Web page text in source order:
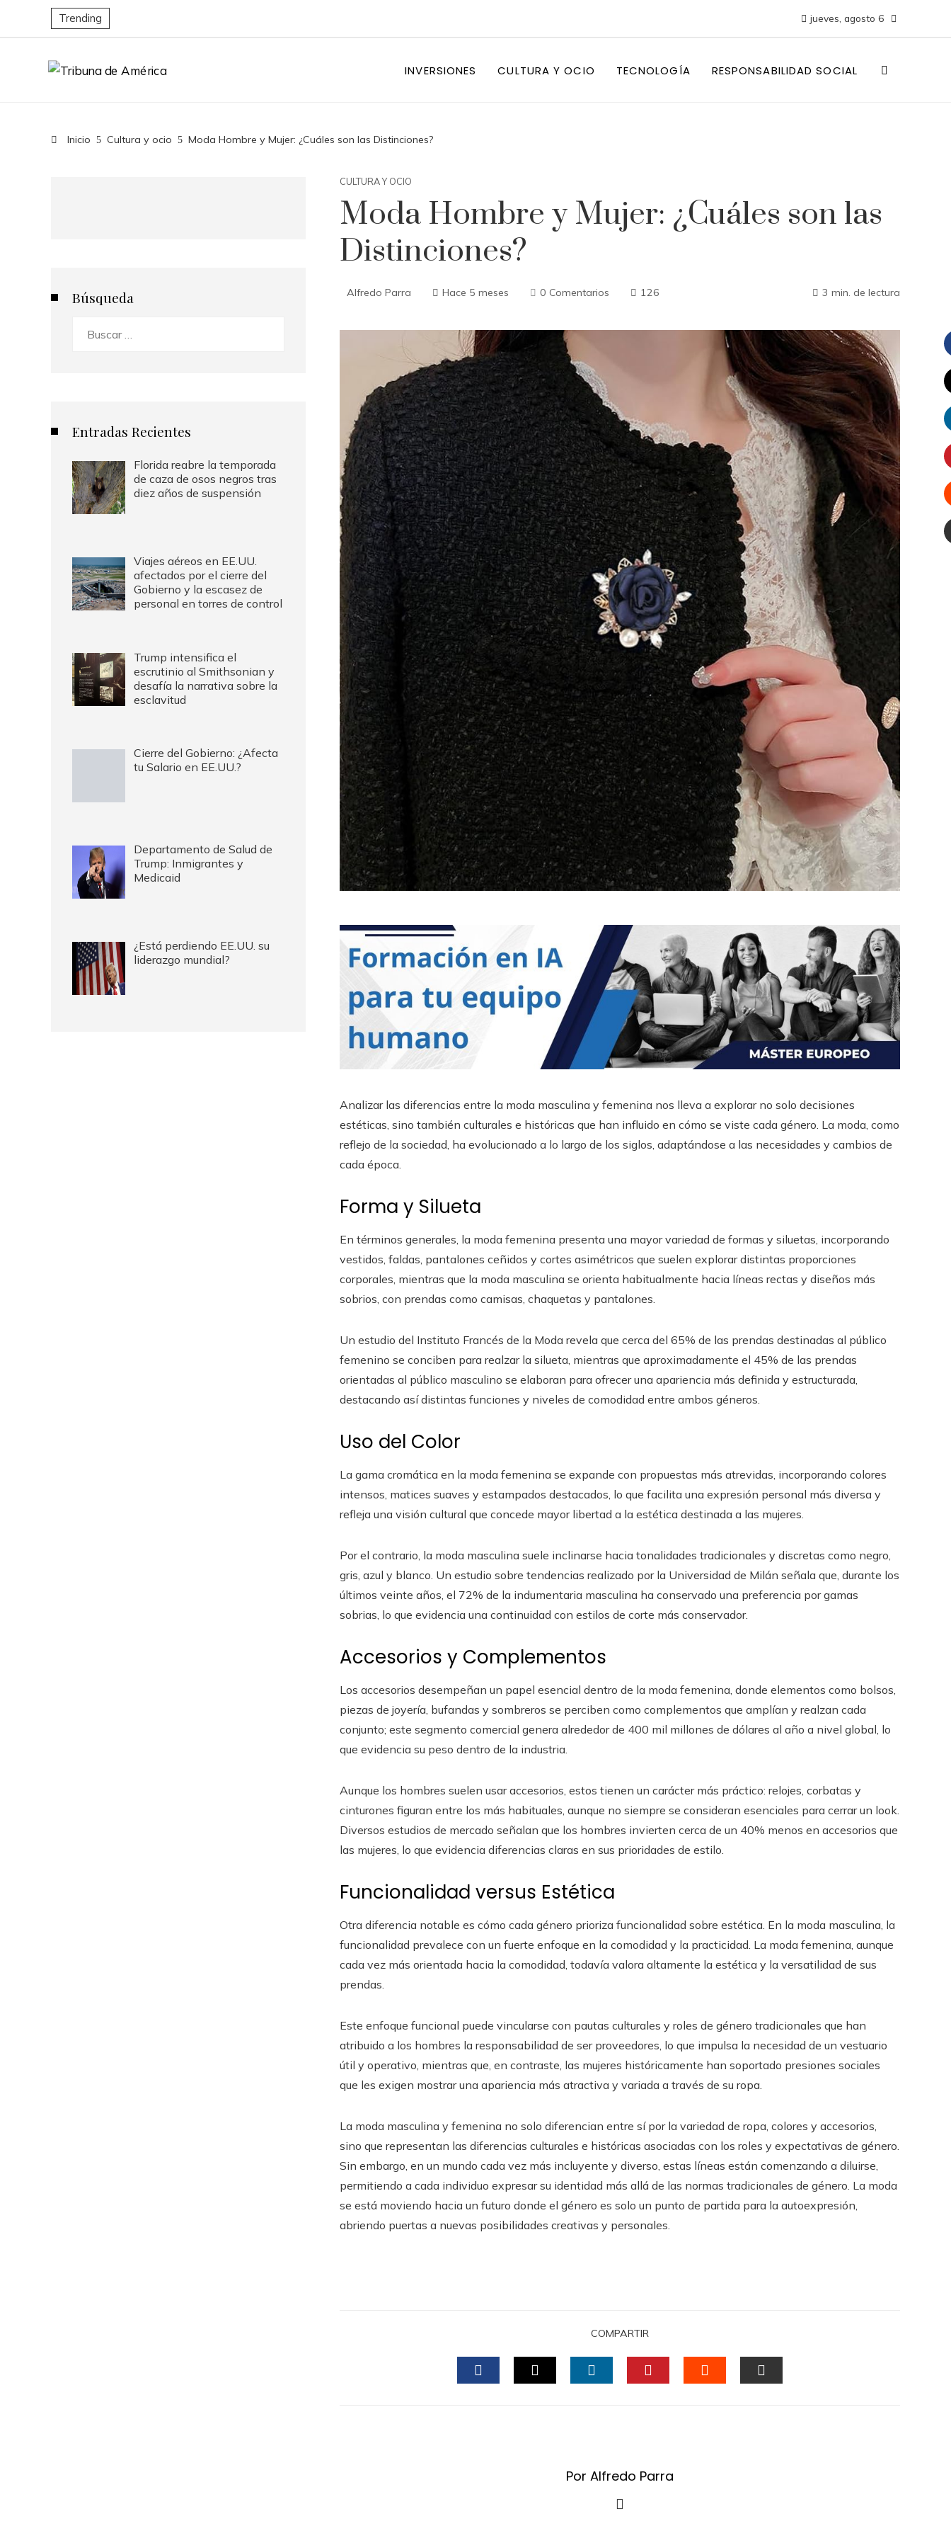
Trending jueves, agosto 6
INVERSIONES CULTURA Y OCIO TECNOLOGÍA RESPONSABILIDAD SOCIAL
Inicio Cultura y ocio Moda Hombre y Mujer: ¿Cuáles son las Distinciones?
CULTURA Y OCIO
Moda Hombre y Mujer: ¿Cuáles son las
Distinciones?
Alfredo Parra Hace 5 meses 0 Comentarios 126 3 min. de lectura
Analizar las diferencias entre la moda masculina y femenina nos lleva a explorar no solo decisiones
estéticas, sino también culturales e históricas que han influido en cómo se viste cada género. La moda, como
reflejo de la sociedad, ha evolucionado a lo largo de los siglos, adaptándose a las necesidades y cambios de
cada época.
Forma y Silueta
En términos generales, la moda femenina presenta una mayor variedad de formas y siluetas, incorporando
vestidos, faldas, pantalones ceñidos y cortes asimétricos que suelen explorar distintas proporciones
corporales, mientras que la moda masculina se orienta habitualmente hacia líneas rectas y diseños más
sobrios, con prendas como camisas, chaquetas y pantalones.
Un estudio del Instituto Francés de la Moda revela que cerca del 65% de las prendas destinadas al público
femenino se conciben para realzar la silueta, mientras que aproximadamente el 45% de las prendas
orientadas al público masculino se elaboran para ofrecer una apariencia más definida y estructurada,
destacando así distintas funciones y niveles de comodidad entre ambos géneros.
Uso del Color
La gama cromática en la moda femenina se expande con propuestas más atrevidas, incorporando colores
intensos, matices suaves y estampados destacados, lo que facilita una expresión personal más diversa y
refleja una visión cultural que concede mayor libertad a la estética destinada a las mujeres.
Por el contrario, la moda masculina suele inclinarse hacia tonalidades tradicionales y discretas como negro,
gris, azul y blanco. Un estudio sobre tendencias realizado por la Universidad de Milán señala que, durante los
últimos veinte años, el 72% de la indumentaria masculina ha conservado una preferencia por gamas
sobrias, lo que evidencia una continuidad con estilos de corte más conservador.
Accesorios y Complementos
Los accesorios desempeñan un papel esencial dentro de la moda femenina, donde elementos como bolsos,
piezas de joyería, bufandas y sombreros se perciben como complementos que amplían y realzan cada
conjunto; este segmento comercial genera alrededor de 400 mil millones de dólares al año a nivel global, lo
que evidencia su peso dentro de la industria.
Aunque los hombres suelen usar accesorios, estos tienen un carácter más práctico: relojes, corbatas y
cinturones figuran entre los más habituales, aunque no siempre se consideran esenciales para cerrar un look.
Diversos estudios de mercado señalan que los hombres invierten cerca de un 40% menos en accesorios que
las mujeres, lo que evidencia diferencias claras en sus prioridades de estilo.
Funcionalidad versus Estética
Otra diferencia notable es cómo cada género prioriza funcionalidad sobre estética. En la moda masculina, la
funcionalidad prevalece con un fuerte enfoque en la comodidad y la practicidad. La moda femenina, aunque
cada vez más orientada hacia la comodidad, todavía valora altamente la estética y la versatilidad de sus
prendas.
Este enfoque funcional puede vincularse con pautas culturales y roles de género tradicionales que han
atribuido a los hombres la responsabilidad de ser proveedores, lo que impulsa la necesidad de un vestuario
útil y operativo, mientras que, en contraste, las mujeres históricamente han soportado presiones sociales
que les exigen mostrar una apariencia más atractiva y variada a través de su ropa.
La moda masculina y femenina no solo diferencian entre sí por la variedad de ropa, colores y accesorios,
sino que representan las diferencias culturales e históricas asociadas con los roles y expectativas de género.
Sin embargo, en un mundo cada vez más incluyente y diverso, estas líneas están comenzando a diluirse,
permitiendo a cada individuo expresar su identidad más allá de las normas tradicionales de género. La moda
se está moviendo hacia un futuro donde el género es solo un punto de partida para la autoexpresión,
abriendo puertas a nuevas posibilidades creativas y personales.
COMPARTIR
Por Alfredo Parra
Búsqueda
Entradas Recientes
Florida reabre la temporada
de caza de osos negros tras
diez años de suspensión
Viajes aéreos en EE.UU.
afectados por el cierre del
Gobierno y la escasez de
personal en torres de control
Trump intensifica el
escrutinio al Smithsonian y
desafía la narrativa sobre la
esclavitud
Cierre del Gobierno: ¿Afecta
tu Salario en EE.UU.?
Departamento de Salud de
Trump: Inmigrantes y
Medicaid
¿Está perdiendo EE.UU. su
liderazgo mundial?